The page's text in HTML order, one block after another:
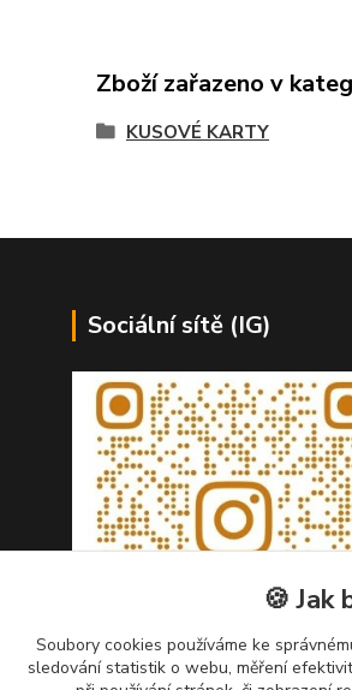
Zboží zařazeno v
KUSOVÉ KARTY
Sociální sítě (IG)
🍪 Jak
Soubory cookies používáme ke
sledování statistik o webu, měření